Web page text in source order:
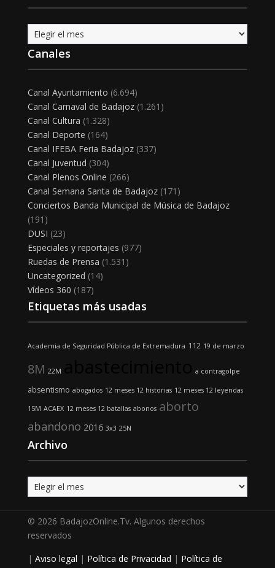
Archivo
Canales
Canal Ayuntamiento (6.694)
Canal Carnaval de Badajoz(1.261)
Canal Cultura (1.328)
Canal Deporte (164)
Canal IFEBA Feria Badajoz(337)
Canal Juventud (304)
Canal Plenos Online (266)
Canal Semana Santa de Badajoz(171)
Conciertos Banda Municipal de Música de Badajoz
(191)
DUSI (23)
Especiales y reportajes (977)
Ruedas de Prensa (1.531)
Uncategorized (14)
Vídeos 360 (187)
Etiquetas más usadas
Academia de Seguridad Pública de Extremadura 112 19 de marzo
8M 22M a contragolpe
absentismo abogados 12 meses 12 historias 12 meses 12 leyendas
15M ACAEX 12 meses 12 batallas abonos aborto
abandono 2016 3x3 25N
Archivo
Archivo
© 2026 BadajozOnline.Tv. Algunos derechos
reservados
| Aviso legal | Política de Privacidad | Política de